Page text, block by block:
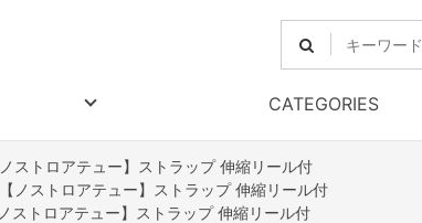
CATEGORIES
ノストロアテュー】ストラップ 伸縮リール付
【ノストロアテュー】ストラップ 伸縮リール付
ノストロアテュー】ストラップ 伸縮リール付